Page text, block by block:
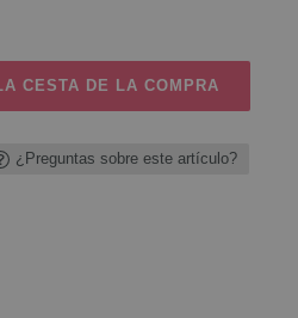
CESTA DE LA COMPRA
¿Preguntas sobre este artículo?